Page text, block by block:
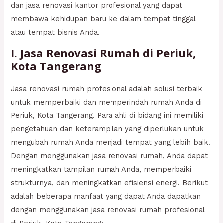
dan jasa renovasi kantor profesional yang dapat
membawa kehidupan baru ke dalam tempat tinggal
atau tempat bisnis Anda.
I. Jasa Renovasi Rumah di Periuk,
Kota Tangerang
Jasa renovasi rumah profesional adalah solusi terbaik
untuk memperbaiki dan memperindah rumah Anda di
Periuk, Kota Tangerang. Para ahli di bidang ini memiliki
pengetahuan dan keterampilan yang diperlukan untuk
mengubah rumah Anda menjadi tempat yang lebih baik.
Dengan menggunakan jasa renovasi rumah, Anda dapat
meningkatkan tampilan rumah Anda, memperbaiki
strukturnya, dan meningkatkan efisiensi energi. Berikut
adalah beberapa manfaat yang dapat Anda dapatkan
dengan menggunakan jasa renovasi rumah profesional